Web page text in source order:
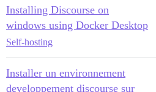
Installing Discourse on
windows using Docker Desktop
Self-hosting
Installer un environnement
developpement discourse sur